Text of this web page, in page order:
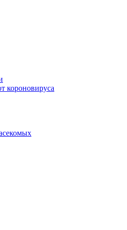
короновируса